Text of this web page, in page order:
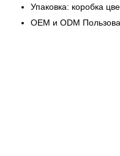
Упаковка: коробка
OEM и ODM